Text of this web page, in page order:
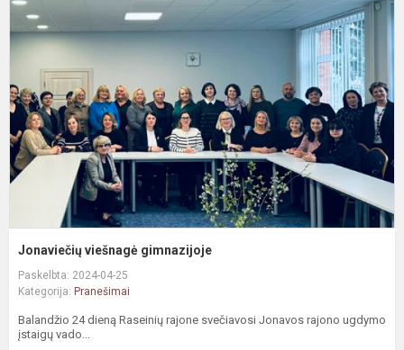
Jonaviečių viešnagė gimnazijoje
Paskelbta: 2024-04-25
Kategorija: Pranešimai
Balandžio 24 dieną Raseinių rajone svečiavosi Jonavos rajono ugdymo
įstaigų vado...